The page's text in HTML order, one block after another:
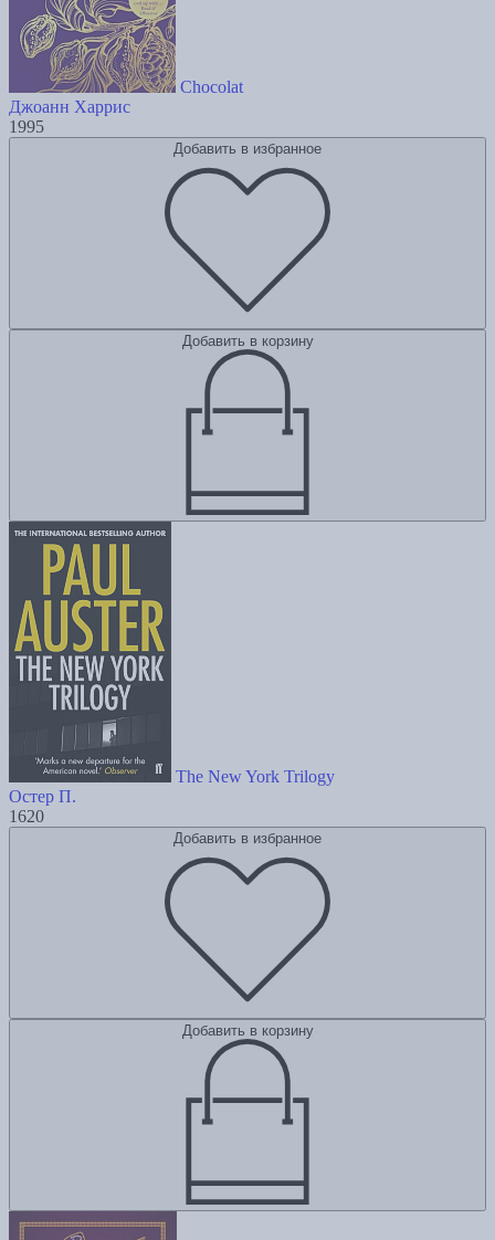
Chocolat
Джоанн Харрис
1995
Добавить в избранное
Добавить в корзину
The New York Trilogy
Остер П.
1620
Добавить в избранное
Добавить в корзину